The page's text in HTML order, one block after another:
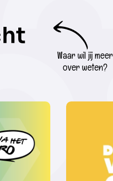
Waar wil jij meer
over weten?